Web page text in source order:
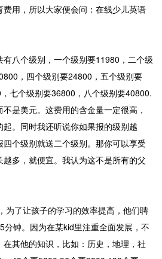
用，所以大家便会问：在线少儿英语
八个级别，一个级别要11980，二个级
，四个级别要24800，五个级别要
七个级别要36800，八个级别要40800.
是美元。这费用的含金量一定很高，
。同时我还听说你如果报的级别越
个级别就送二个级别。那你可以享受
多，就便宜。我认为这不是所有的父
了让孩子的学习的效率提高，他们聘
分钟。因为在某kid里注重全面发展，不
其他的知识，比如：历史，地理，社